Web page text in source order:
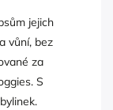
jejich
vůní, bez
za
S